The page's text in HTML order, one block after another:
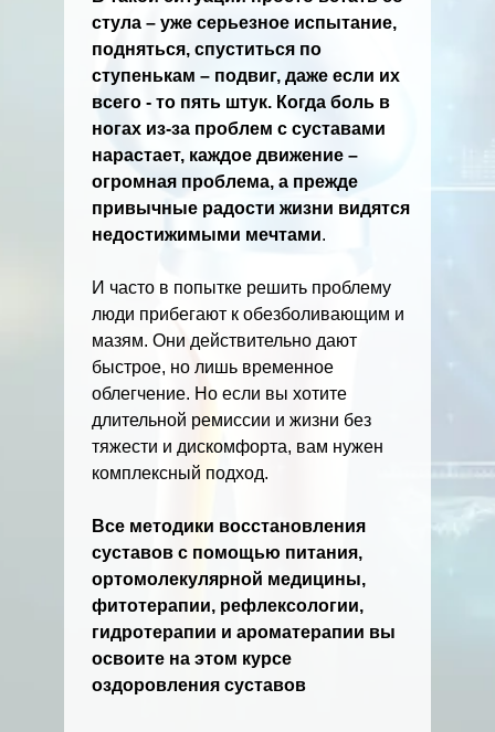
стула – уже серьезное испытание,
подняться, спуститься по
ступенькам – подвиг, даже если их
всего - то пять штук. Когда боль в
ногах из-за проблем с суставами
нарастает, каждое движение –
огромная проблема, а прежде
привычные радости жизни видятся
недостижимыми мечтами.
И часто в попытке решить проблему
люди прибегают к обезболивающим и
мазям. Они действительно дают
быстрое, но лишь временное
облегчение. Но если вы хотите
длительной ремиссии и жизни без
тяжести и дискомфорта, вам нужен
комплексный подход.
Все методики восстановления
суставов с помощью питания,
ортомолекулярной медицины,
фитотерапии, рефлексологии,
гидротерапии и ароматерапии вы
освоите на этом курсе
оздоровления суставов